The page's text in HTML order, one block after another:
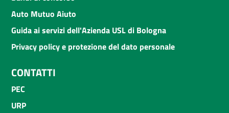
Auto Mutuo Aiuto
Guida ai servizi dell'Azienda USL di Bologna
Privacy policy e protezione del dato personale
CONTATTI
PEC
URP